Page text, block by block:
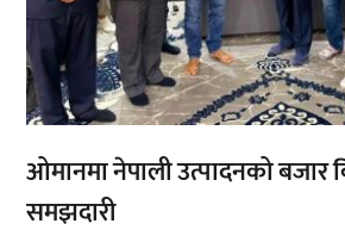
ओमानमा नेपाली उत्पादनको बजार
समझदारी